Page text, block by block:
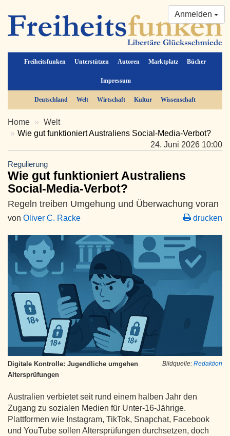
Freiheitsfunken Unterstützen Autoren Marktplatz Bücher
Impressum
Anmelden
Deutschland Welt Wirtschaft Kultur Wissenschaft
Home
Welt
Wie gut funktioniert Australiens Social-Media-Verbot?
24. Juni 2026 10:00
Regulierung
Wie gut funktioniert Australiens
Social-Media-Verbot?
Regeln treiben Umgehung und Überwachung voran
von Oliver C. Racke drucken
Bildquelle: Redaktion
Digitale Kontrolle: Jugendliche umgehen
Altersprüfungen
Australien verbietet seit rund einem halben Jahr den
Zugang zu sozialen Medien für Unter-16-Jährige.
Plattformen wie Instagram, TikTok, Snapchat, Facebook
und YouTube sollen Altersprüfungen durchsetzen, doch